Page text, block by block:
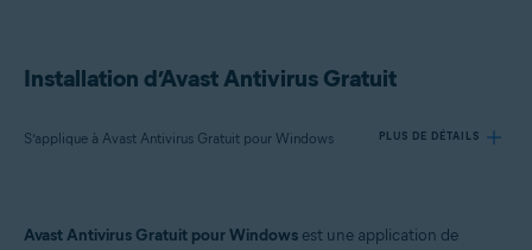
Installation d’Avast Antivirus Gratuit
S’applique à Avast Antivirus Gratuit pour Windows PLUS DE DÉTAILS
Produits:
Avast Antivirus Gratuit pour Windows est une application de